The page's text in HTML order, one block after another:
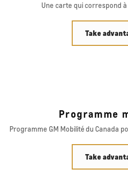
Une carte qui correspond
Take
Programme
Programme GM Mobilité du Canada
Take